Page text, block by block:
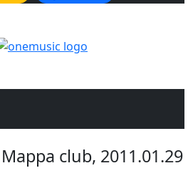
club, 2011.01.29